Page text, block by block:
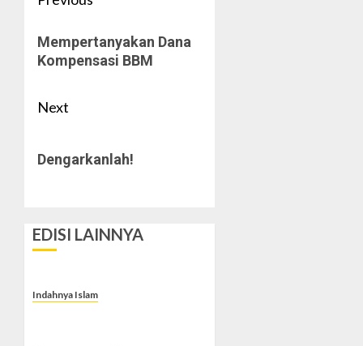
navigation
post:
Mempertanyakan Dana
Kompensasi BBM
Next
post:
Dengarkanlah!
EDISI LAINNYA
Indahnya Islam